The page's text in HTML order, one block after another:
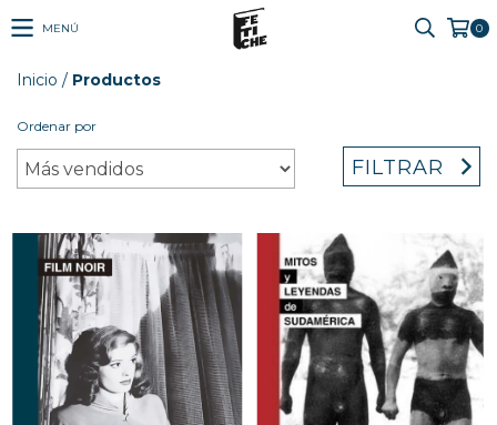
MENÚ 0
Inicio / Productos
Ordenar por
FILTRAR